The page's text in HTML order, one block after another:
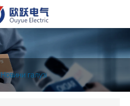
Новини галузі